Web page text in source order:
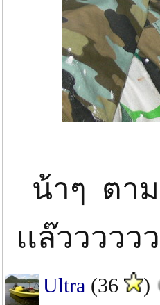
น้าๆ ตา
เเล๊วววว
Ultra (36 )